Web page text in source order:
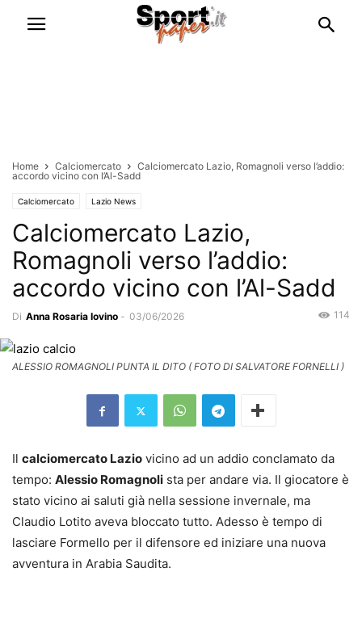
Home Calciomercato
Calciomercato Lazio, Romagnoli verso l’addio:
accordo vicino con l’Al-Sadd
Calciomercato Lazio News
Calciomercato Lazio,
Romagnoli verso l’addio:
accordo vicino con l’Al-Sadd
Di Anna Rosaria Iovino - 03/06/2026 114
ALESSIO ROMAGNOLI PUNTA IL DITO ( FOTO DI SALVATORE FORNELLI )
Il calciomercato Lazio vicino ad un addio conclamato da
tempo: Alessio Romagnoli sta per andare via. Il giocatore è
stato vicino ai saluti già nella sessione invernale, ma
Claudio Lotito aveva bloccato tutto. Adesso è tempo di
lasciare Formello per il difensore ed iniziare una nuova
avventura in Arabia Saudita.